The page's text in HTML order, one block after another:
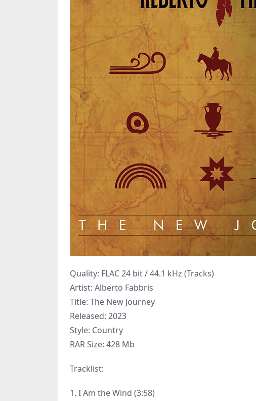
Quality: FLAC 24 bit / 44.1 kHz (Tracks)
Artist: Alberto Fabbris
Title: The New Journey
Released: 2023
Style: Country
RAR Size: 428 Mb
Tracklist:
1. I Am the Wind (3:58)